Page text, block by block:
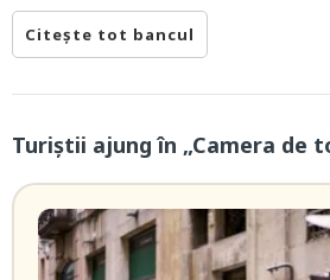
Citește tot bancul
Turiștii ajung în „Camera de